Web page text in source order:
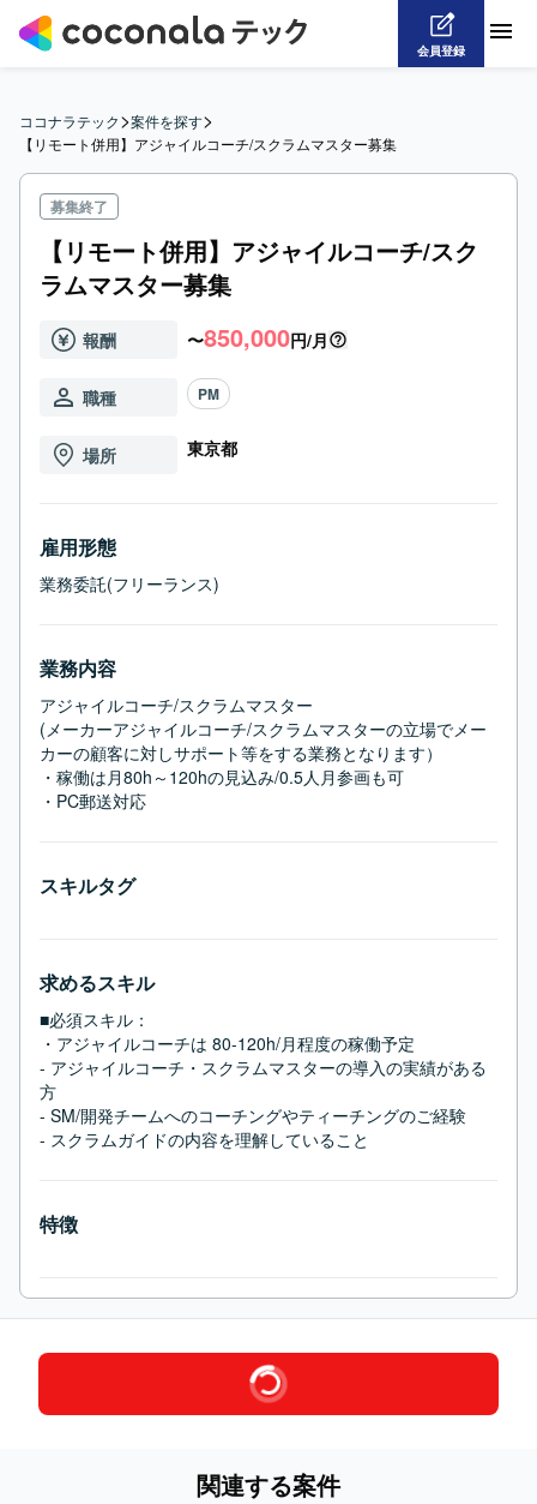
会員登録
ココナラテック>案件を探す>
【リモート併用】アジャイルコーチ/スクラムマスター募集
募集終了
【リモート併用】アジャイルコーチ/スク
ラムマスター募集
報酬 〜850,000円/月
職種 PM
場所 東京都
雇用形態
業務委託(フリーランス)
業務内容
アジャイルコーチ/スクラムマスター
(メーカーアジャイルコーチ/スクラムマスターの立場でメー
カーの顧客に対しサポート等をする業務となります）
・稼働は月80h～120hの見込み/0.5人月参画も可
・PC郵送対応
スキルタグ
求めるスキル
■必須スキル：
・アジャイルコーチは 80-120h/月程度の稼働予定
- アジャイルコーチ・スクラムマスターの導入の実績がある
方
- SM/開発チームへのコーチングやティーチングのご経験
- スクラムガイドの内容を理解していること
特徴
関連する案件